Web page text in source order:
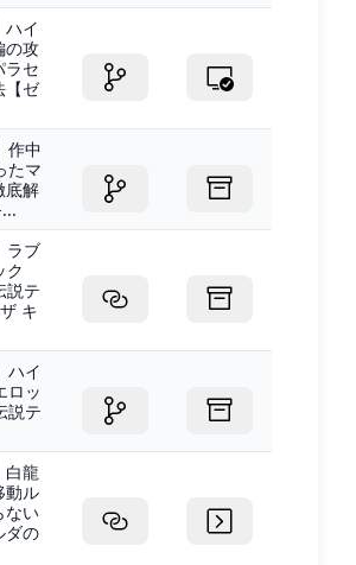
ハイ
の攻
ラセ
【ゼ
作中
たマ
底解
ラブ
ク
テ
キ
ハイ
ロッ
説テ
白龍
動ル
ない
ダの